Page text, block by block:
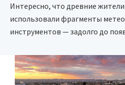
Интересно, что древние
использовали фрагменты
инструментов — задолго до